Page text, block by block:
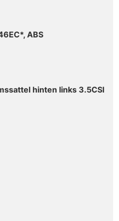
ABS
hinten links 3.5CSI